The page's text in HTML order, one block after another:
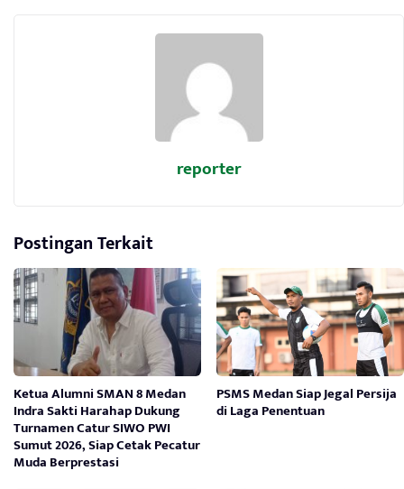
reporter
Postingan Terkait
Ketua Alumni SMAN 8 Medan
Indra Sakti Harahap Dukung
Turnamen Catur SIWO PWI
Sumut 2026, Siap Cetak Pecatur
Muda Berprestasi
PSMS Medan Siap Jegal Persija
di Laga Penentuan